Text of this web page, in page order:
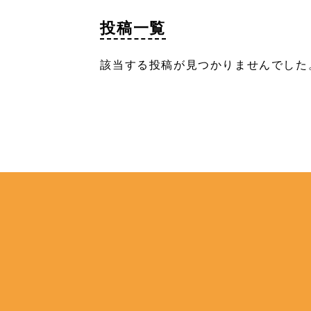
投稿一覧
該当する投稿が見つかりませんでした